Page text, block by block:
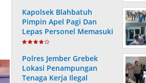
Kapolsek Blahbatuh
Pimpin Apel Pagi Dan
Lepas Personel Memasuki
Masa Purnabakti
Polres Jember Grebek
Lokasi Penampungan
Tenaga Kerja Ilegal